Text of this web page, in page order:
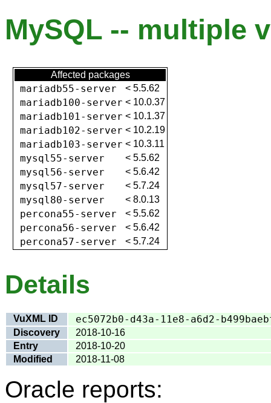
MySQL -- multiple
Affected packages
mariadb55-server < 5.5.62
mariadb100-server < 10.0.37
mariadb101-server < 10.1.37
mariadb102-server < 10.2.19
mariadb103-server < 10.3.11
mysql55-server < 5.5.62
mysql56-server < 5.6.42
mysql57-server < 5.7.24
mysql80-server < 8.0.13
percona55-server < 5.5.62
percona56-server < 5.6.42
percona57-server < 5.7.24
Details
VuXML ID ec5072b0-d43a-11e8-a6d2-
Discovery
2018-10-16
Entry
2018-10-20
Modified
2018-11-08
Oracle reports: